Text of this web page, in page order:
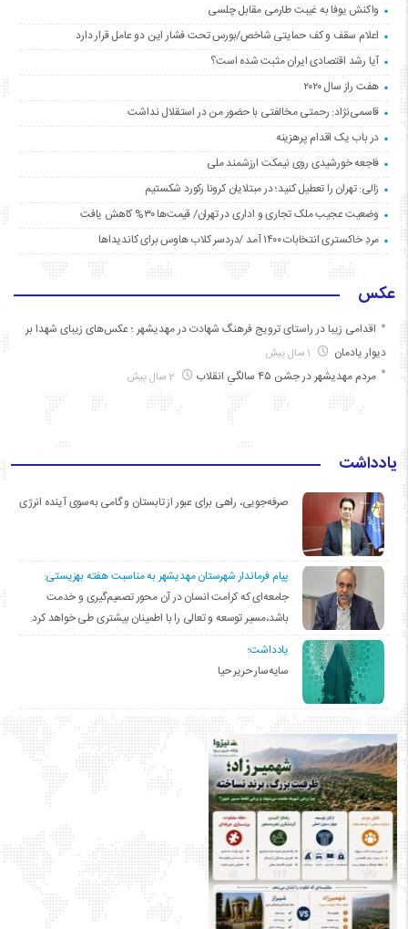
واکنش یوفا به غیبت طارمی مقابل چلسی
اعلام سقف و کف حمایتی شاخص/بورس تحت فشار این دو عامل قرار دارد
آیا رشد اقتصادی ایران مثبت شده است؟
هفت راز سال ۲۰۲۰
قاسمی‌نژاد: رحمتی مخالفتی با حضور من در استقلال نداشت
در باب یک اقدام پرهزینه
فاجعه خورشیدی روی نیمکت ارزشمند ملی
زالی: تهران را تعطیل کنید؛ در مبتلایان کرونا رکورد شکستیم
وضعیت عجیب ملک تجاری و اداری در تهران/ قیمت‌ها ۳۰% کاهش یافت
مردِ خاکستری انتخابات ۱۴۰۰ آمد /دردسر کلاب هاوس برای کاندیداها
عکس
اقدامی زیبا در راستای ترویج فرهنگ شهادت در مهدیشهر ؛ عکس‌های زیبای شهدا بر
دیوار یادمان
مردم مهدیشهر در جشن ۴۵ سالگیِ انقلاب
یادداشت
صرفه‌جویی، راهی برای عبور از تابستان و گامی به‌سوی آینده انرژی
پیام فرماندار شهرستان مهدیشهر به مناسبت هفته بهزیستی:
جامعه‌ای که کرامت انسان در آن محور تصمیم‌گیری و خدمت
باشد،مسیر توسعه و تعالی را با اطمینان بیشتری طی خواهد کرد.
یادداشت؛
سایه‌سار حریر حیا